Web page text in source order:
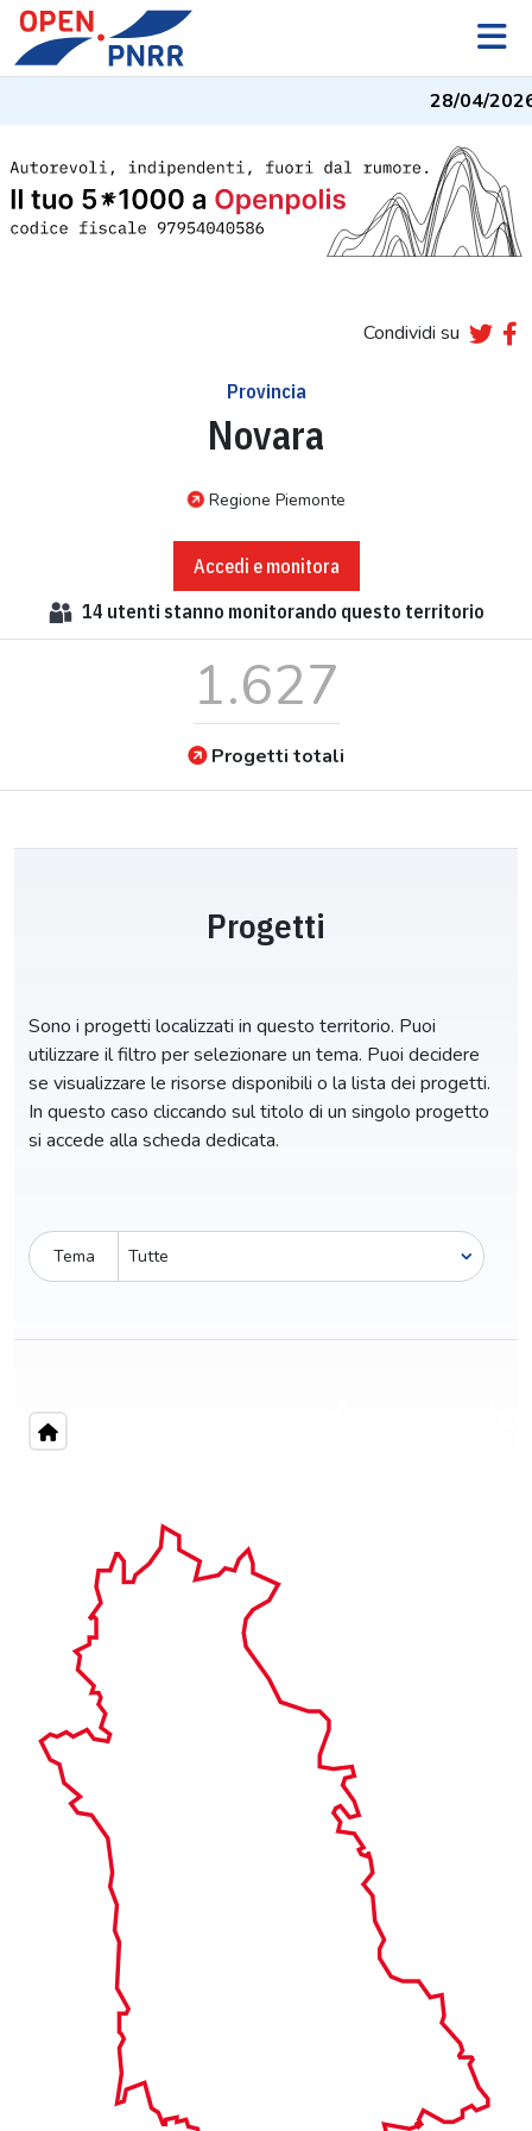
28/04/2026-
Condividi su
Provincia
Novara
Regione Piemonte
Accedi e monitora
14 utenti stanno monitorando questo territorio
1.627
Progetti totali
Progetti
Sono i progetti localizzati in questo territorio. Puoi
utilizzare il filtro per selezionare un tema. Puoi decidere
se visualizzare le risorse disponibili o la lista dei progetti.
In questo caso cliccando sul titolo di un singolo progetto
si accede alla scheda dedicata.
Tema